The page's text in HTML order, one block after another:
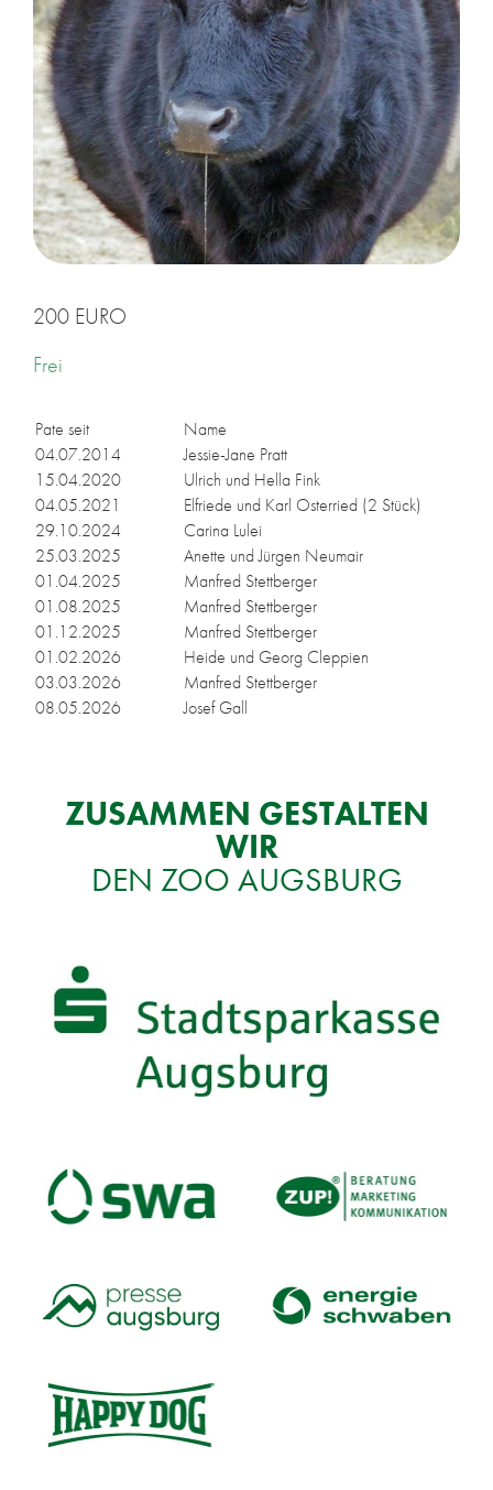
200 EURO
Frei
Pate seit
Name
04.07.2014
Jes­sie-Jane Pratt
15.04.2020
Ul­rich und Hel­la Fink
04.05.2021
El­frie­de und Karl Os­ter­ried (2 Stück)
29.10.2024
Ca­ri­na Lu­lei
25.03.2025
Anet­te und Jür­gen Neu­mair
01.04.2025
Man­fred Stett­ber­ger
01.08.2025
Man­fred Stett­ber­ger
01.12.2025
Man­fred Stett­ber­ger
01.02.2026
Hei­de und Ge­org Clep­pi­en
03.03.2026
Man­fred Stett­ber­ger
08.05.2026
Jo­sef Gall
ZU­SAM­MEN GE­STAL­TEN
WIR
DEN ZOO AUGS­BURG